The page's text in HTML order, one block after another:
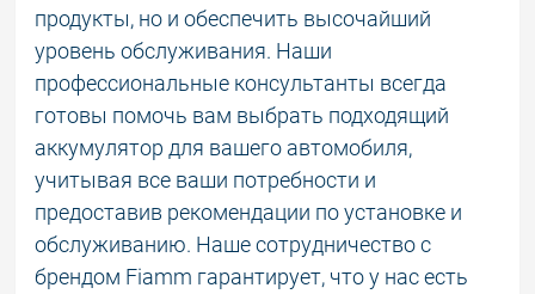
продукты, но и обеспечить высочайший
уровень обслуживания. Наши
профессиональные консультанты всегда
готовы помочь вам выбрать подходящий
аккумулятор для вашего автомобиля,
учитывая все ваши потребности и
предоставив рекомендации по установке и
обслуживанию. Наше сотрудничество с
брендом Fiamm гарантирует, что у нас есть